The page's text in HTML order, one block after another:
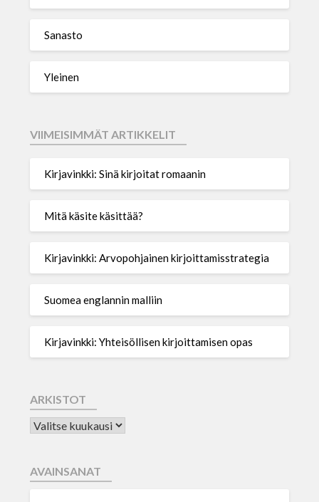
Sanasto
Yleinen
VIIMEISIMMÄT ARTIKKELIT
Kirjavinkki: Sinä kirjoitat romaanin
Mitä käsite käsittää?
Kirjavinkki: Arvopohjainen kirjoittamisstrategia
Suomea englannin malliin
Kirjavinkki: Yhteisöllisen kirjoittamisen opas
ARKISTOT
AVAINSANAT